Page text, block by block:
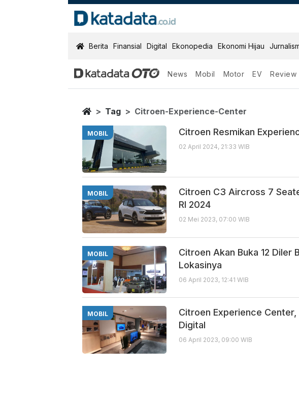
KatadataOTO
Berita Finansial Digital Ekonopedia Ekonomi Hijau
News Mobil Motor EV Review
Citroen Experience
Berita Terbaru
Home
Tag Citroen-Experience-Center
MOBIL Citroen Resmikan
02 April 2024, 21:33 WIB
MOBIL
Citroen C3 Aircross 7
RI 2024
02 Mei 2023, 07:00 WIB
MOBIL
Citroen Akan Buka 12 Diler
Lokasinya
06 April 2023, 12:41 WIB
MOBIL
Citroen Experience Center,
Digital
06 April 2023, 09:00 WIB